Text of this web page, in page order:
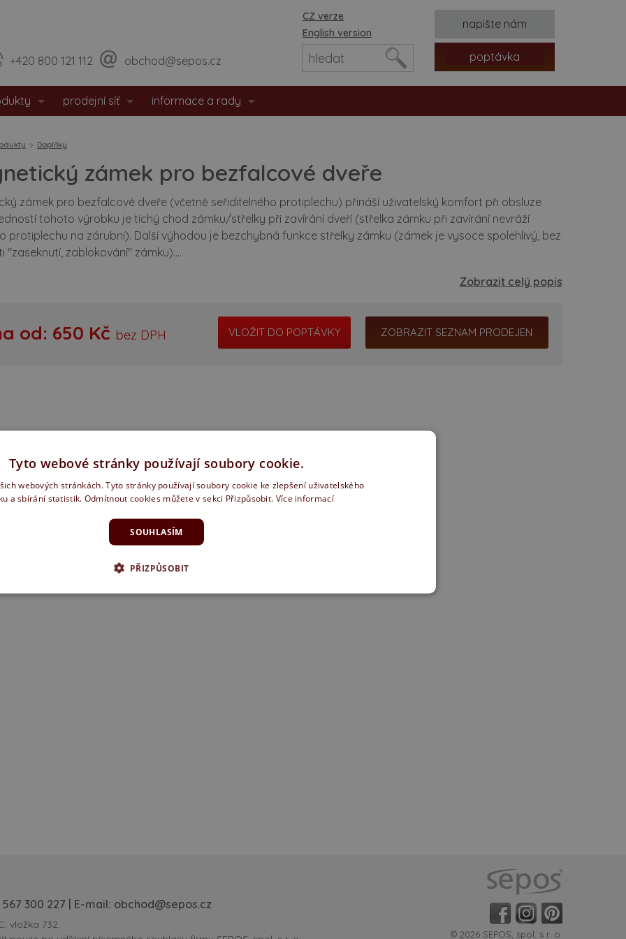
+420 800 121 112 obchod@sepos.cz
CZ verze
English version
napište nám
poptávka
dveře
dveře
dveře
dveře
prodejní síť
sídlo firmy
informace a rady
události / aktuality
praktické rady
montážní návody
doporučené rozměry staveb. otvorů
školení montážníků
Doplňky
zámek pro bezfalcové dveře
zámek pro bezfalcové dveře (včetně seřiditelného protiplechu) přináší uživatelský komfort při obsluze
tohoto výrobku je tichý chod zámku/střelky při zavírání dveří (střelka zámku při zavírání nevráží
protiplechu na zárubni). Další výhodou je bezchybná funkce střelky zámku (zámek je vysoce spolehlivý, bez
"zaseknutí, zablokování" zámku)....
Zobrazit celý popis
od: 650 Kč bez DPH ZOBRAZIT SEZNAM PRODEJEN
300 227 | E-mail: obchod@sepos.cz
vložka 732.
© 2026 SEPOS, spol. s r. o.
Tyto webové stránky používají soubory cookie.
webových stránkách. Tyto stránky používají soubory cookie ke zlepšení uživatelského
a sbírání statistik. Odmítnout cookies můžete v sekci Přizpůsobit. Více informací
SOUHLASÍM
PŘIZPŮSOBIT